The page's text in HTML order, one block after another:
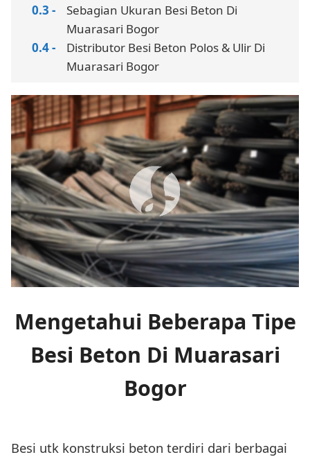
Sebagian Ukuran Besi Beton Di
Muarasari Bogor
Distributor Besi Beton Polos & Ulir Di
Muarasari Bogor
Mengetahui Beberapa Tipe
Besi Beton Di Muarasari
Bogor
Besi utk konstruksi beton terdiri dari berbagai